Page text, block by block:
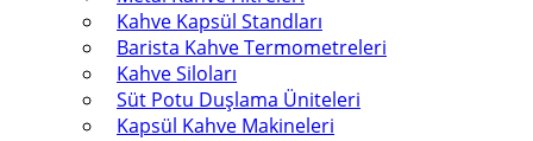
Kahve Kapsül Standları
Barista Kahve Termometreleri
Kahve Siloları
Süt Potu Duşlama Üniteleri
Kapsül Kahve Makineleri